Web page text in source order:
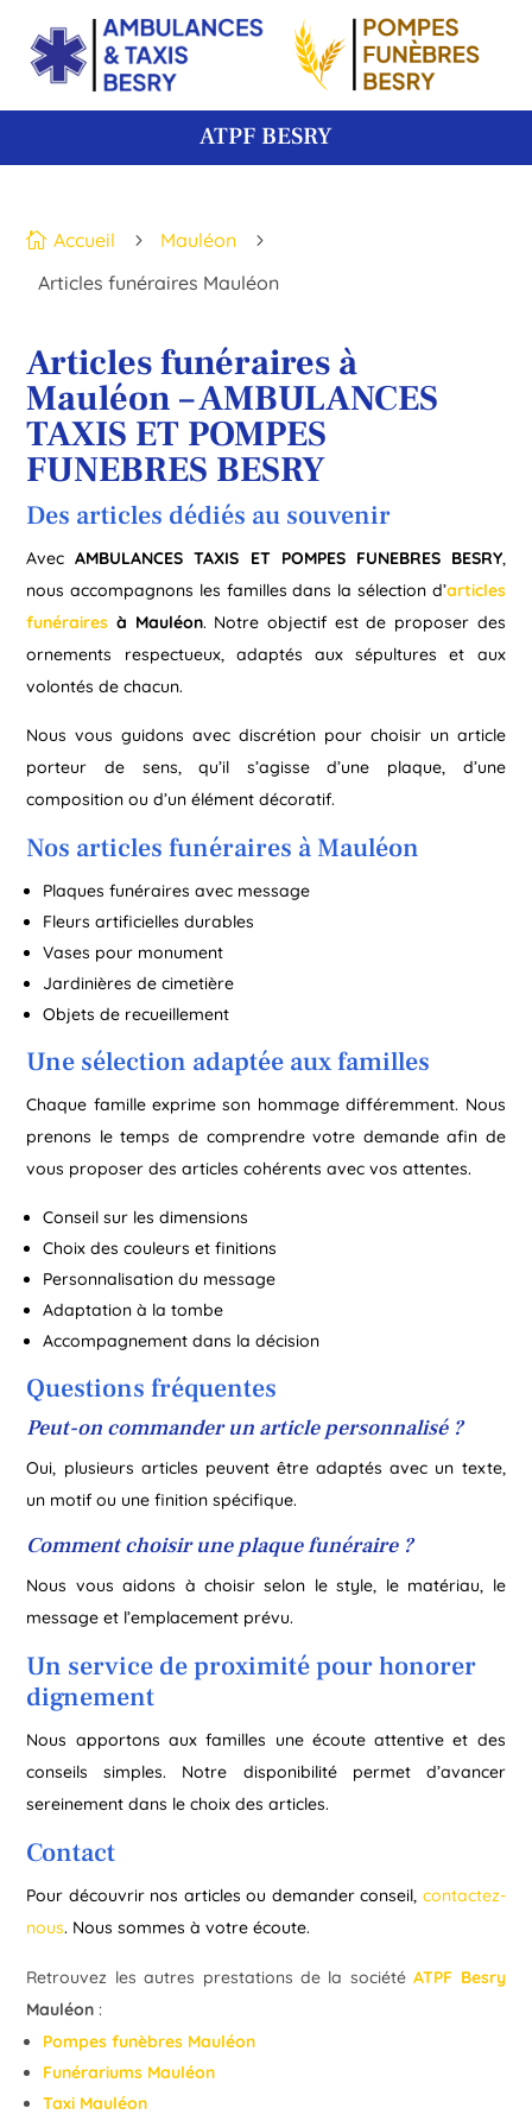
ATPF BESRY
 Accueil 5 Mauléon 5
Articles funéraires Mauléon
Articles funéraires à
Mauléon – AMBULANCES
TAXIS ET POMPES
FUNEBRES BESRY
Des articles dédiés au souvenir
AvecAMBULANCES TAXIS ET POMPES FUNEBRES BESRY,
nous accompagnons les familles dans la sélection d’articles
funéraires à Mauléon. Notre objectif est de proposer des
ornements respectueux, adaptés aux sépultures et aux
volontés de chacun.
Nous vous guidons avec discrétion pour choisir un article
porteur de sens, qu’il s’agisse d’une plaque, d’une
composition ou d’un élément décoratif.
Nos articles funéraires à Mauléon
Plaques funéraires avec message
Fleurs artificielles durables
Vases pour monument
Jardinières de cimetière
Objets de recueillement
Une sélection adaptée aux familles
Chaque famille exprime son hommage différemment. Nous
prenons le temps de comprendre votre demande afin de
vous proposer des articles cohérents avec vos attentes.
Conseil sur les dimensions
Choix des couleurs et finitions
Personnalisation du message
Adaptation à la tombe
Accompagnement dans la décision
Questions fréquentes
Peut-on commander un article personnalisé ?
Oui, plusieurs articles peuvent être adaptés avec un texte,
un motif ou une finition spécifique.
Comment choisir une plaque funéraire ?
Nous vous aidons à choisir selon le style, le matériau, le
message et l’emplacement prévu.
Un service de proximité pour honorer
dignement
Nous apportons aux familles une écoute attentive et des
conseils simples. Notre disponibilité permet d’avancer
sereinement dans le choix des articles.
Contact
Pour découvrir nos articles ou demander conseil, contactez-
nous. Nous sommes à votre écoute.
Retrouvez les autres prestations de la sociétéATPF Besry
Mauléon :
Pompes funèbres Mauléon
Funérariums Mauléon
Taxi Mauléon